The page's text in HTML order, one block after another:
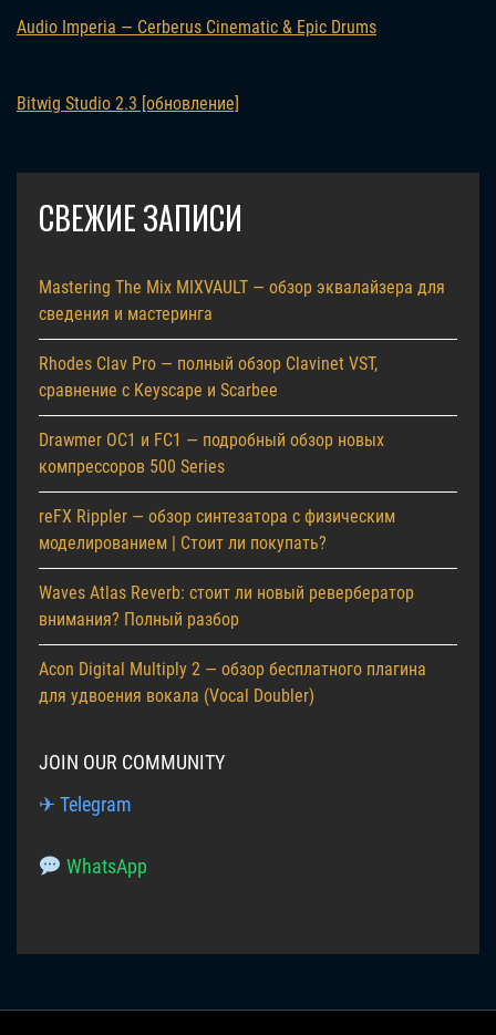
Audio Imperia — Cerberus Cinematic & Epic Drums
Bitwig Studio 2.3 [обновление]
СВЕЖИЕ ЗАПИСИ
Mastering The Mix MIXVAULT — обзор эквалайзера для
сведения и мастеринга
Rhodes Clav Pro — полный обзор Clavinet VST,
сравнение с Keyscape и Scarbee
Drawmer OC1 и FC1 — подробный обзор новых
компрессоров 500 Series
reFX Rippler — обзор синтезатора с физическим
моделированием | Стоит ли покупать?
Waves Atlas Reverb: стоит ли новый ревербератор
внимания? Полный разбор
Acon Digital Multiply 2 — обзор бесплатного плагина
для удвоения вокала (Vocal Doubler)
JOIN OUR COMMUNITY
✈ Telegram
WhatsApp